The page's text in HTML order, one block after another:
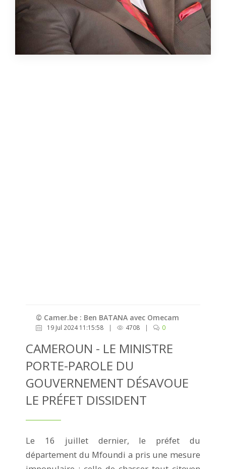
© Camer.be : Ben BATANA avec Omecam
19 Jul 2024 11:15:58 | 4708 | 0
CAMEROUN - LE MINISTRE
PORTE-PAROLE DU
GOUVERNEMENT DÉSAVOUE
LE PRÉFET DISSIDENT
Le 16 juillet dernier, le préfet du
département du Mfoundi a pris une mesure